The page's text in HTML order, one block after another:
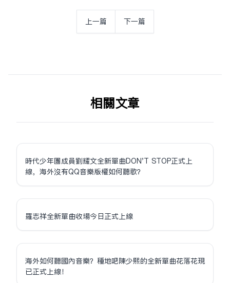
上一篇 下一篇
相关文章
時代少年團成員劉耀文全新單曲DON'T STOP正式上
線，海外沒有QQ音樂版權如何聽歌？
羅志祥全新單曲收場今日正式上線
海外如何聽國內音樂？種地吧陳少熙的全新單曲花落花現
已正式上線！